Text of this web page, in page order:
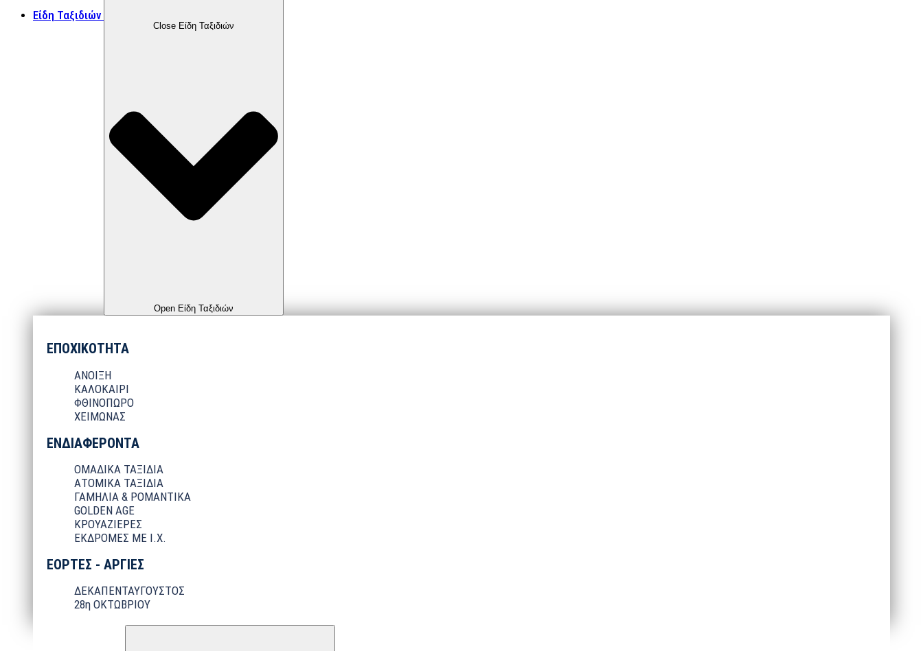
Είδη Ταξιδιών
Close Είδη Ταξιδιών
Open Είδη Ταξιδιών
ΕΠΟΧΙΚΟΤΗΤΑ
ΑΝΟΙΞΗ
ΚΑΛΟΚΑΙΡΙ
ΦΘΙΝΟΠΩΡΟ
ΧΕΙΜΩΝΑΣ
ΕΝΔΙΑΦΕΡΟΝΤΑ
ΟΜΑΔΙΚΑ ΤΑΞΙΔΙΑ
ΑΤΟΜΙΚΑ ΤΑΞΙΔΙΑ
ΓΑΜΗΛΙΑ & ΡΟΜΑΝΤΙΚΑ
GOLDEN AGE
ΚΡΟΥΑΖΙΕΡΕΣ
ΕΚΔΡΟΜΕΣ ΜΕ Ι.Χ.
ΕΟΡΤΕΣ - ΑΡΓΙΕΣ
ΔΕΚΑΠΕΝΤΑΥΓΟΥΣΤΟΣ
28η ΟΚΤΩΒΡΙΟΥ